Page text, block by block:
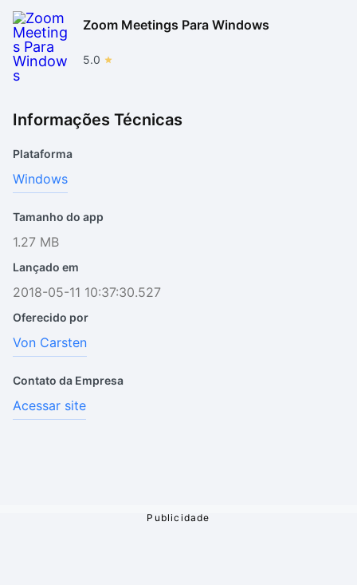
Zoom Meetings Para Windows
5.0
Informações Técnicas
Plataforma
Windows
Tamanho do app
1.27 MB
Lançado em
2018-05-11 10:37:30.527
Oferecido por
Von Carsten
Contato da Empresa
Acessar site